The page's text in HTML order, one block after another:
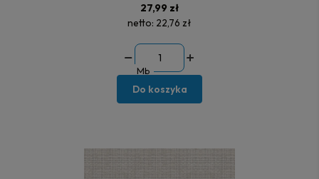
27,99 zł
netto: 22,76 zł
Mb
Do koszyka